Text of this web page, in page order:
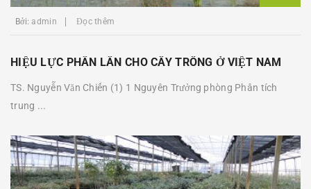
Bởi:admin Đọc thêm
HIỆU LỰC PHÂN LÂN CHO CÂY TRỒNG Ở VIỆT NAM
TS. Nguyễn Văn Chiến (1) 1 Nguyên Trưởng phòng Phân tích
trung ...